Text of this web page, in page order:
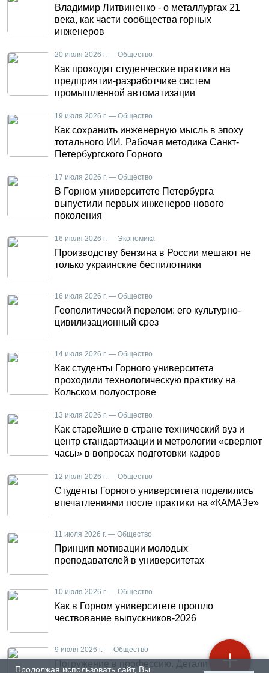
Продолжая использовать сайт, Вы
Владимир Литвиненко - о металлургах 21
века, как части сообщества горных
инженеров
20 июля 2026 г. — Общество
Как проходят студенческие практики на
предприятии-разработчике систем
промышленной автоматизации
19 июля 2026 г. — Общество
Как сохранить инженерную мысль в эпоху
тотального ИИ. Рабочая методика Санкт-
Петербургского Горного
17 июля 2026 г. — Общество
В Горном университете Петербурга
выпустили первых инженеров нового
поколения
16 июля 2026 г. — Экономика
Производству бензина в России мешают не
только украинские беспилотники
16 июля 2026 г. — Общество
Геополитический перелом: его культурно-
цивилизационный срез
14 июля 2026 г. — Общество
Как студенты Горного университета
проходили технологическую практику на
Кольском полуострове
13 июля 2026 г. — Общество
Как старейшие в стране технический вуз и
центр стандартизации и метрологии «сверяют
часы» в вопросах подготовки кадров
12 июля 2026 г. — Общество
Студенты Горного университета поделились
впечатлениями после практики на «КАМАЗе»
11 июля 2026 г. — Общество
Принцип мотивации молодых
преподавателей в университетах
10 июля 2026 г. — Общество
Как в Горном университете прошло
чествование выпускников-2026
9 июля 2026 г. — Общество
Погружение в профессию. Детали летней